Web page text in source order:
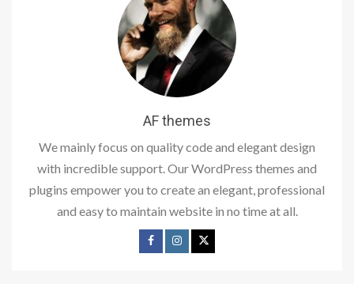
AF themes
We mainly focus on quality code and elegant design
with incredible support. Our WordPress themes and
plugins empower you to create an elegant, professional
and easy to maintain website in no time at all.